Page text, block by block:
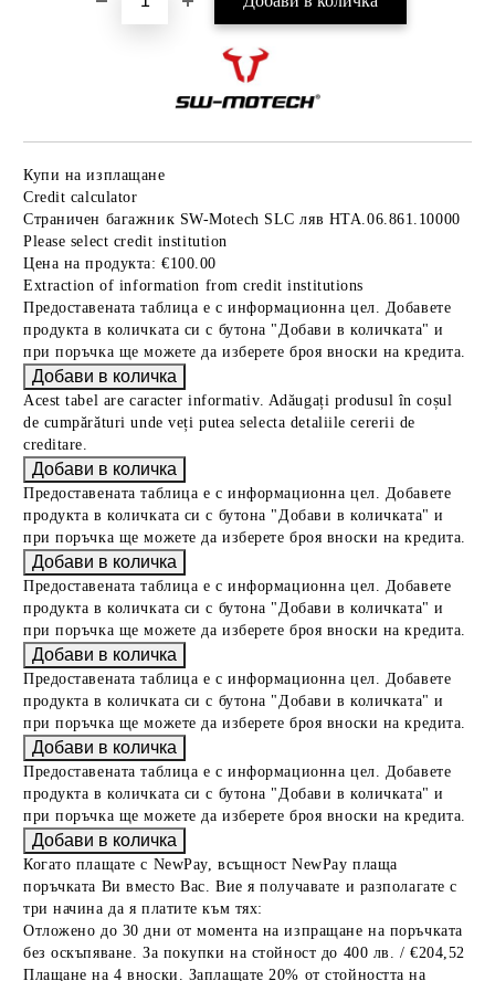
Купи на изплащане
Credit calculator
Страничен багажник SW-Motech SLC ляв HTA.06.861.10000
Please select credit institution
Цена на продукта: €100.00
Extraction of information from credit institutions
Предоставената таблица е с информационна цел. Добавете
продукта в количката си с бутона "Добави в количката" и
при поръчка ще можете да изберете броя вноски на кредита.
Acest tabel are caracter informativ. Adăugați produsul în coșul
de cumpărături unde veți putea selecta detaliile cererii de
creditare.
Предоставената таблица е с информационна цел. Добавете
продукта в количката си с бутона "Добави в количката" и
при поръчка ще можете да изберете броя вноски на кредита.
Предоставената таблица е с информационна цел. Добавете
продукта в количката си с бутона "Добави в количката" и
при поръчка ще можете да изберете броя вноски на кредита.
Предоставената таблица е с информационна цел. Добавете
продукта в количката си с бутона "Добави в количката" и
при поръчка ще можете да изберете броя вноски на кредита.
Предоставената таблица е с информационна цел. Добавете
продукта в количката си с бутона "Добави в количката" и
при поръчка ще можете да изберете броя вноски на кредита.
Когато плащате с NewPay, всъщност NewPay плаща
поръчката Ви вместо Вас. Вие я получавате и разполагате с
три начина да я платите към тях:
Отложено до 30 дни от момента на изпращане на поръчката
без оскъпяване. За покупки на стойност до 400 лв. / €204,52
Плащане на 4 вноски. Заплащате 20% от стойността на